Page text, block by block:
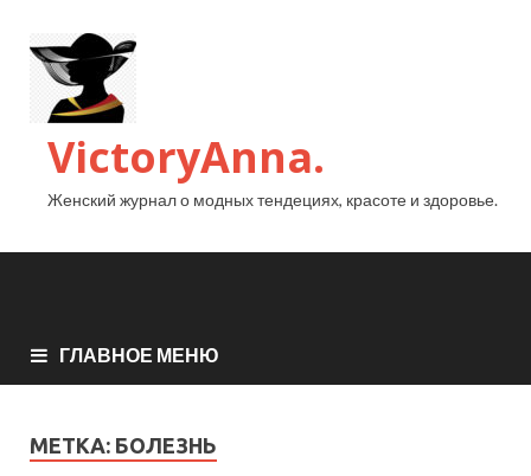
VictoryAnna.
Женский журнал о модных тендециях, красоте и здоровье.
ГЛАВНОЕ МЕНЮ
МЕТКА: БОЛЕЗНЬ